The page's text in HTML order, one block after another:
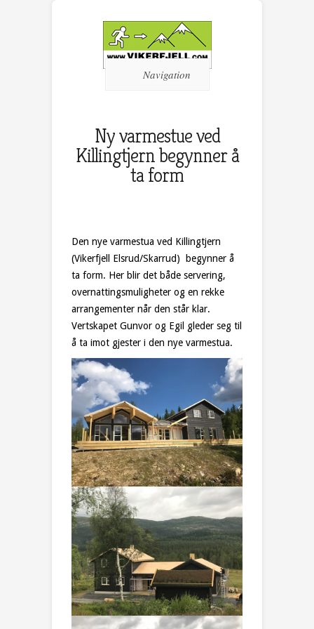
Navigation
Ny varmestue ved
Killingtjern begynner å
ta form
Den nye varmestua ved Killingtjern
(Vikerfjell Elsrud/Skarrud) begynner å
ta form. Her blir det både servering,
overnattingsmuligheter og en rekke
arrangementer når den står klar.
Vertskapet Gunvor og Egil gleder seg til
å ta imot gjester i den nye varmestua.